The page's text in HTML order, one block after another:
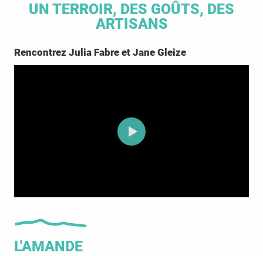
UN TERROIR, DES GOÛTS, DES
ARTISANS
Rencontrez Julia Fabre et Jane Gleize
L'AMANDE